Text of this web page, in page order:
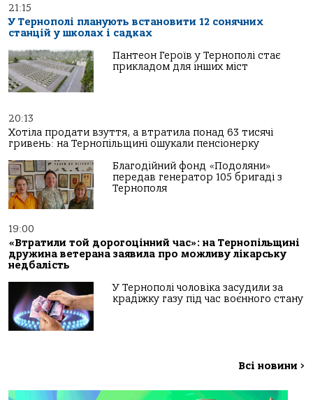
21:15
У Тернополі планують встановити 12 сонячних
станцій у школах і садках
Пантеон Героїв у Тернополі стає
прикладом для інших міст
20:13
Хотіла продати взуття, а втратила понад 63 тисячі
гривень: на Тернопільщині ошукали пенсіонерку
Благодійний фонд «Подоляни»
передав генератор 105 бригаді з
Тернополя
19:00
«Втратили той дорогоцінний час»: на Тернопільщині
дружина ветерана заявила про можливу лікарську
недбалість
У Тернополі чоловіка засудили за
крадіжку газу під час воєнного стану
Всі новини >